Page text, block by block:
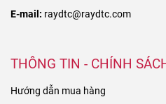
E-mail: raydtc@raydtc.com
THÔNG TIN - CHÍNH
Hướng dẫn mua hàng